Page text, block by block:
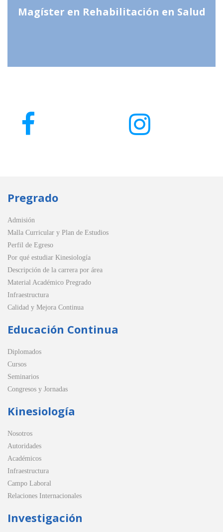
Magíster en Rehabilitación en Salud
Pregrado
Admisión
Malla Curricular y Plan de Estudios
Perfil de Egreso
Por qué estudiar Kinesiología
Descripción de la carrera por área
Material Académico Pregrado
Infraestructura
Calidad y Mejora Continua
Educación Continua
Diplomados
Cursos
Seminarios
Congresos y Jornadas
Kinesiología
Nosotros
Autoridades
Académicos
Infraestructura
Campo Laboral
Relaciones Internacionales
Investigación